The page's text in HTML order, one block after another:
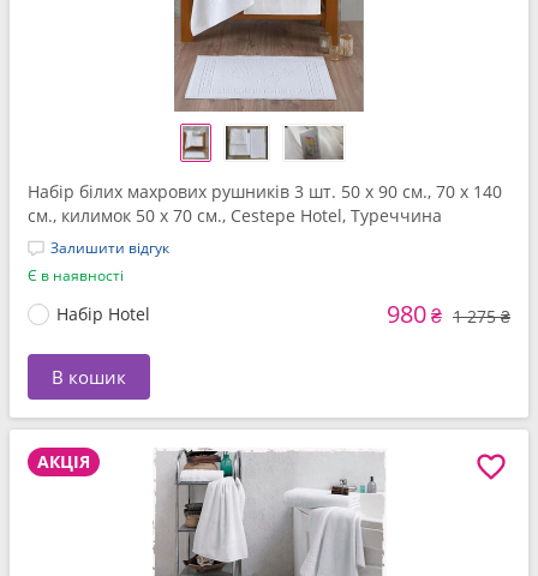
Набір білих махрових рушників 3 шт. 50 x 90 см., 70 x 140
см., килимок 50 x 70 см., Cestepe Hotel, Туреччина
Залишити відгук
Є в наявності
Набір Hotel 980₴ 1 275 ₴
В кошик
АКЦІЯ